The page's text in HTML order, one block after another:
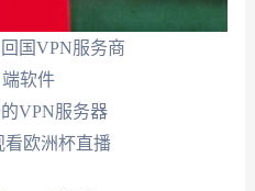
国VPN服务商
软件
VPN服务器
看欧洲杯直播